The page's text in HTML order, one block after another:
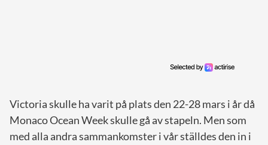
Victoria skulle ha varit på plats den 22-28 mars i år då
Monaco Ocean Week skulle gå av stapeln. Men som
med alla andra sammankomster i vår ställdes den in i